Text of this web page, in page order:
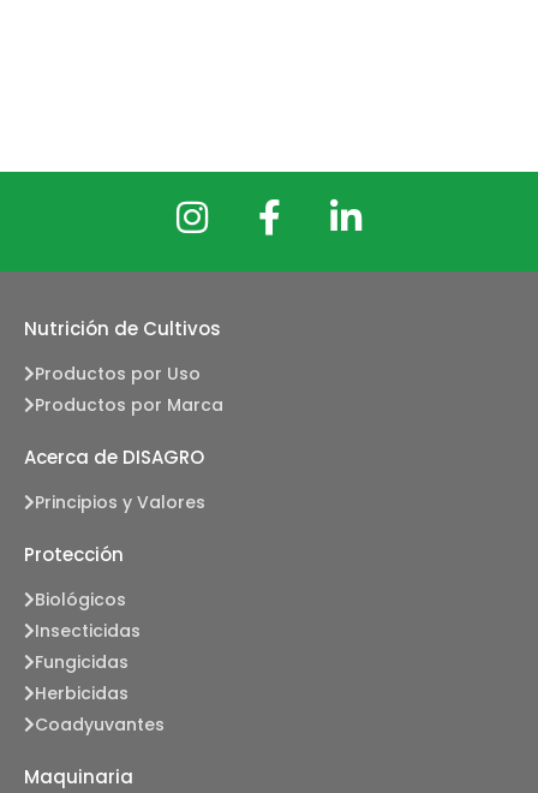
Nutrición de Cultivos
Productos por Uso
Productos por Marca
Acerca de DISAGRO
Principios y Valores
Protección
Biológicos
Insecticidas
Fungicidas
Herbicidas
Coadyuvantes
Maquinaria